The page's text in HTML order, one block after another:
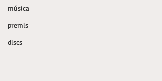
música
premis
discs